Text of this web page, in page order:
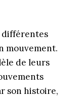
différentes
mouvement.
de leurs
son histoire,